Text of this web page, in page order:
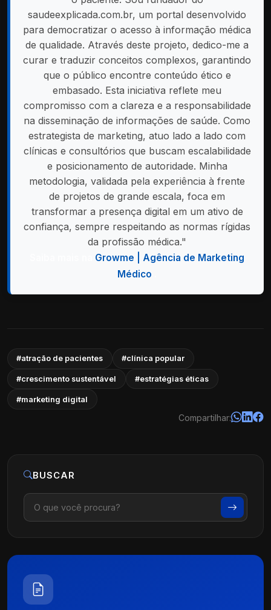
saudeexplicada.com.br, um portal desenvolvido
para democratizar o acesso à informação médica
de qualidade. Através deste projeto, dedico-me a
curar e traduzir conceitos complexos, garantindo
que o público encontre conteúdo ético e
embasado. Esta iniciativa reflete meu
compromisso com a clareza e a responsabilidade
na disseminação de informações de saúde. Como
estrategista de marketing, atuo lado a lado com
clínicas e consultórios que buscam escalabilidade
e posicionamento de autoridade. Minha
metodologia, validada pela experiência à frente
de projetos de grande escala, foca em
transformar a presença digital em um ativo de
confiança, sempre respeitando as normas rígidas
da profissão médica."
Growme | Agência de Marketing
Médico
#atração de pacientes #clínica popular
#crescimento sustentável #estratégias éticas
#marketing digital
Compartilhar:
BUSCAR